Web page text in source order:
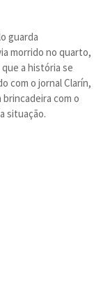
guarda
morrido no quarto,
a história se
com o jornal Clarín,
com o
situação.